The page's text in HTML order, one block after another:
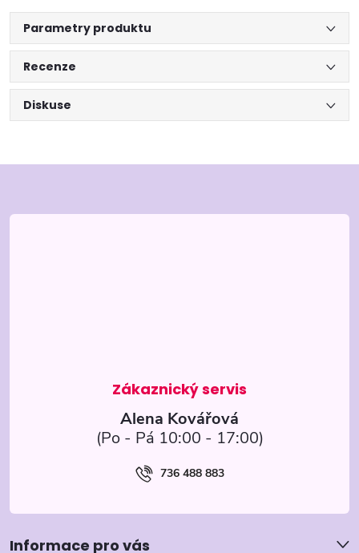
Parametry produktu
Recenze
Diskuse
á
Alena Kovářová
736 488 883
Informace pro vás